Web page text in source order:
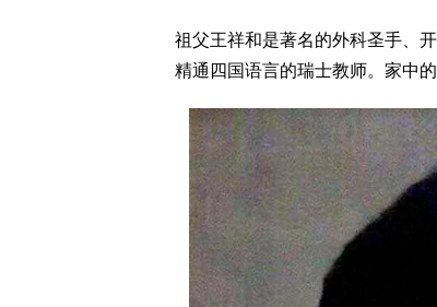
祖父王祥和是著名的外科圣手、
精通四国语言的瑞士教师。家中